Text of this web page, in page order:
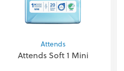
Attends
Attends Soft 1 Mini